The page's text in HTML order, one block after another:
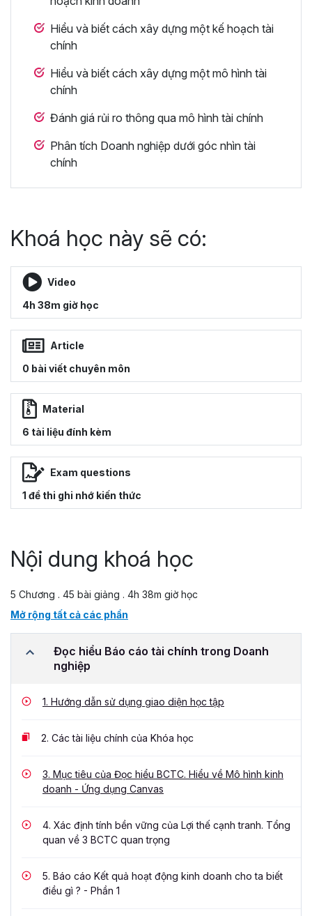
Hiểu và biết cách xây dựng một kế hoạch tài
chính
Hiểu và biết cách xây dựng một mô hình tài
chính
Đánh giá rủi ro thông qua mô hình tài chính
Phân tích Doanh nghiệp dưới góc nhìn tài
chính
Khoá học này sẽ có:
Video
4h 38m giờ học
Article
0 bài viết chuyên môn
Material
6 tài liệu đính kèm
Exam questions
1 đề thi ghi nhớ kiến thức
Nội dung khoá học
5 Chương . 45 bài giảng . 4h 38m giờ học
Mở rộng tất cả các phần
Đọc hiểu Báo cáo tài chính trong Doanh
nghiệp
1. Hướng dẫn sử dụng giao diện học tập
2. Các tài liệu chính của Khóa học
3. Mục tiêu của Đọc hiểu BCTC. Hiểu về Mô hình kinh
doanh - Ứng dụng Canvas
4. Xác định tính bền vững của Lợi thế cạnh tranh. Tổng
quan về 3 BCTC quan trọng
5. Báo cáo Kết quả hoạt động kinh doanh cho ta biết
điều gì ? - Phần 1